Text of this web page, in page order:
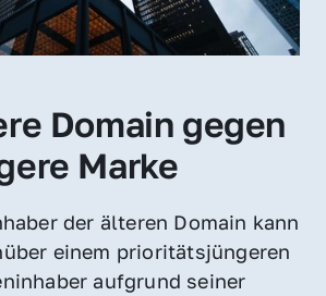
Domain gegen
Marke
der älteren Domain kann
einem prioritätsjüngeren
aufgrund seiner